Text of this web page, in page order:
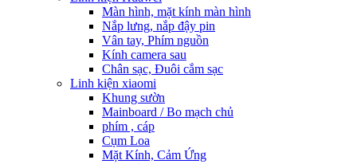
Màn hình, mặt kính màn hình
Nắp lưng, nắp đậy pin
Vân tay, Phím nguồn
Kính camera sau
Chân sạc, Đuôi cắm sạc
Linh kiện xiaomi
Khung sườn
Mainboard / Bo mạch chủ
phím , cáp
Cụm Loa
Mặt Kính, Cảm Ứng